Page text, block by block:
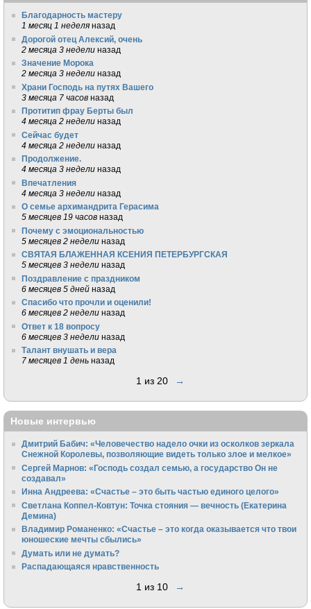
Благодарность мастеру
1 месяц 1 неделя назад
Дорогой отец Алексий, очень
2 месяца 3 недели назад
Значение Морока
2 месяца 3 недели назад
Храни Господь на путях Вашего
3 месяца 7 часов назад
Протитип фрау Берты был
4 месяца 2 недели назад
Сейчас будет
4 месяца 2 недели назад
Продолжение.
4 месяца 3 недели назад
Впечатления
4 месяца 3 недели назад
О семье архимандрита Герасима
5 месяцев 19 часов назад
Почему с эмоциональностью
5 месяцев 2 недели назад
СВЯТАЯ БЛАЖЕННАЯ КСЕНИЯ ПЕТЕРБУРГСКАЯ
5 месяцев 3 недели назад
Поздравление с праздником
6 месяцев 5 дней назад
Спасибо что прочли и оценили!
6 месяцев 2 недели назад
Ответ к 18 вопросу
6 месяцев 3 недели назад
Талант внушать и вера
7 месяцев 1 день назад
1 из 20 →
Новые интервью
Дмитрий Бабич: «Человечество надело очки из осколков зеркала
Снежной Королевы, позволяющие видеть только злое и мелкое»
Сергей Марнов: «Господь создал семью, а государство Он не
создавал»
Инна Андреева: «Счастье – это быть частью единого целого»
Светлана Коппел-Ковтун: Точка стояния — вечность (Екатерина
Демина)
Владимир Романенко: «Счастье – это когда оказывается что твои
юношеские мечты сбылись»
Думать или не думать?
Распадающаяся нравственность
1 из 10 →